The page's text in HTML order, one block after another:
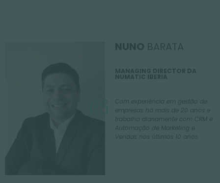
NUNO BARATA
MANAGING DIRECTOR DA
NUMATIC IBERIA
Com experiência em gestão de
empresas há mais de 20 anos e
trabalha diariamente com CRM e
Automação de Marketing e
Vendas nos últimos 10 anos.